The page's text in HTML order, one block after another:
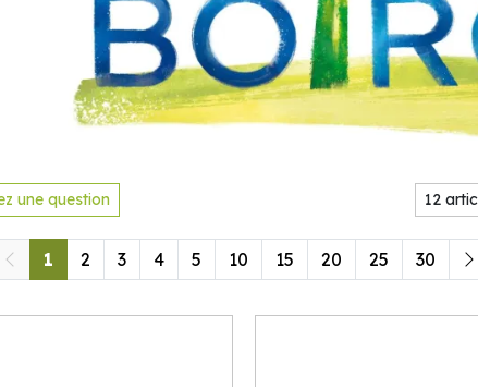
une question
1 2 3 4 5 10 15 20 25 30